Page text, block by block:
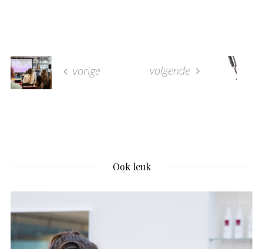
vorige volgende
Ook leuk